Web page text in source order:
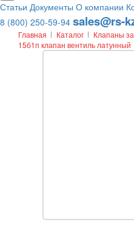
Статьи Документы О компании
8 (800) 250-59-94 sales@rs-
Главная Каталог
Клапаны
15б1п клапан вентиль латунный